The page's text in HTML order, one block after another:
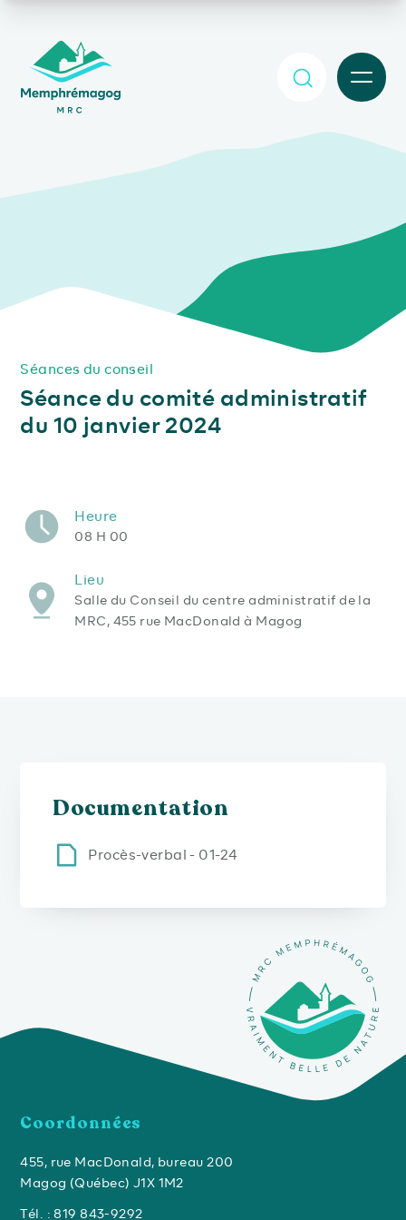
MENU
Séances du conseil
Séance du comité administratif
du 10 janvier 2024
Heure
08 H 00
Lieu
Salle du Conseil du centre administratif de la
MRC, 455 rue MacDonald à Magog
Documentation
Procès-verbal - 01-24
Coordonnées
455, rue MacDonald, bureau 200
Magog (Québec) J1X 1M2
Tél. : 819 843-9292